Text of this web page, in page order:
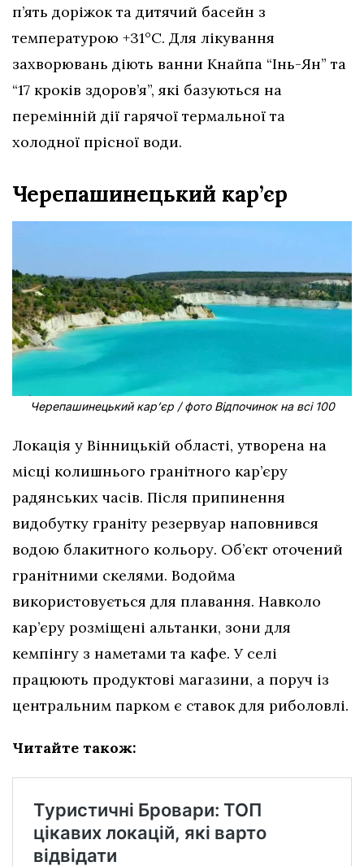
п’ять доріжок та дитячий басейн з
температурою +31°C. Для лікування
захворювань діють ванни Кнайпа “Інь-Ян” та
“17 кроків здоров’я”, які базуються на
перемінній дії гарячої термальної та
холодної прісної води.
Черепашинецький кар’єр
Черепашинецький кар’єр / фото Відпочинок на всі 100
Локація у Вінницькій області, утворена на
місці колишнього гранітного кар’єру
радянських часів. Після припинення
видобутку граніту резервуар наповнився
водою блакитного кольору. Об’єкт оточений
гранітними скелями. Водойма
використовується для плавання. Навколо
кар’єру розміщені альтанки, зони для
кемпінгу з наметами та кафе. У селі
працюють продуктові магазини, а поруч із
центральним парком є ставок для риболовлі.
Читайте також: